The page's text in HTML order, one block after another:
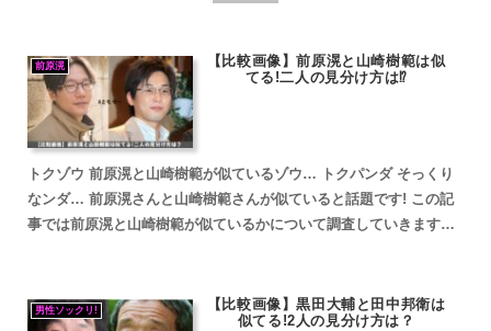
前原滉
【比較画像】前原滉と山崎樹範は似
てる!二人の見分け方は⁉
トクゾウ 前原滉と山崎樹範が似ているゾウ… トクパンダ そっくり
なンダ… 前原滉さんと山崎樹範さんが似ていると話題です! この記
事では前原滉と山崎樹範が似ているかについて調査していきます。
男性ソックリ!
【比較画像】黒田大輔と田中邦衛は
似てる!2人の見分け方は？